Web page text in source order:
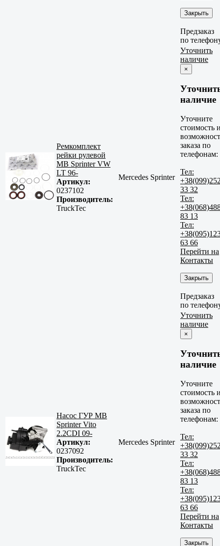
Закрыть
Предзаказ
по
Ремкомплект
рейки рулевой
MB Sprinter VW
LT 96-
Артикул:
0237102
Производитель:
TruckTec
Mercedes Sprinter
Уточнить
наличие
×
наличие
Уточните
стоимость
заказа по
телефонам:
Тел:
33 32
Тел:
83 13
Тел:
63 66
Перейти на
Контакты
Закрыть
Предзаказ
по
Насос ГУР MB
Sprinter Vito
2.2CDI 09-
Артикул:
0237092
Производитель:
TruckTec
Mercedes Sprinter
Уточнить
наличие
×
наличие
Уточните
стоимость
заказа по
телефонам:
Тел:
33 32
Тел:
83 13
Тел:
63 66
Перейти на
Контакты
Закрыть